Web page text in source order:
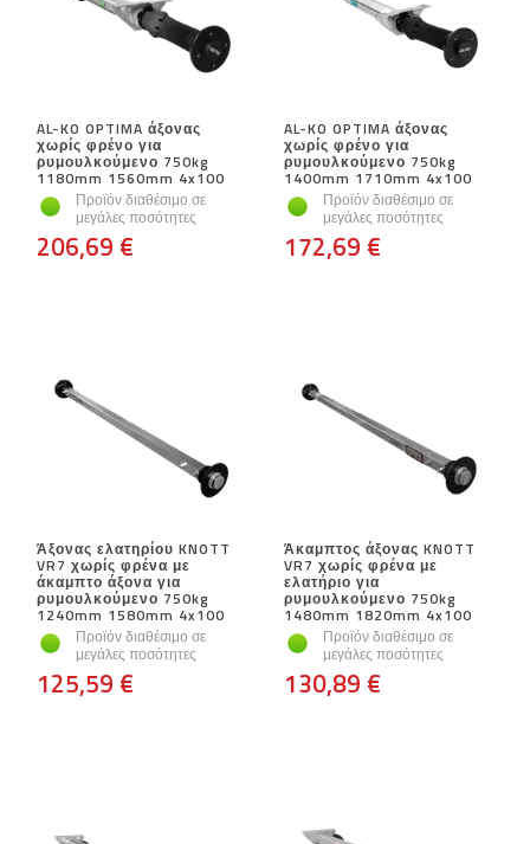
AL-KO OPTIMA άξονας
χωρίς φρένο για
ρυμουλκούμενο 750kg
1180mm 1560mm 4x100
Προϊόν διαθέσιμο σε
μεγάλες ποσότητες
206,69 €
AL-KO OPTIMA άξονας
χωρίς φρένο για
ρυμουλκούμενο 750kg
1400mm 1710mm 4x100
Προϊόν διαθέσιμο σε
μεγάλες ποσότητες
172,69 €
Άξονας ελατηρίου KNOTT
VR7 χωρίς φρένα με
άκαμπτο άξονα για
ρυμουλκούμενο 750kg
1240mm 1580mm 4x100
Προϊόν διαθέσιμο σε
μεγάλες ποσότητες
125,59 €
Άκαμπτος άξονας KNOTT
VR7 χωρίς φρένα με
ελατήριο για
ρυμουλκούμενο 750kg
1480mm 1820mm 4x100
Προϊόν διαθέσιμο σε
μεγάλες ποσότητες
130,89 €